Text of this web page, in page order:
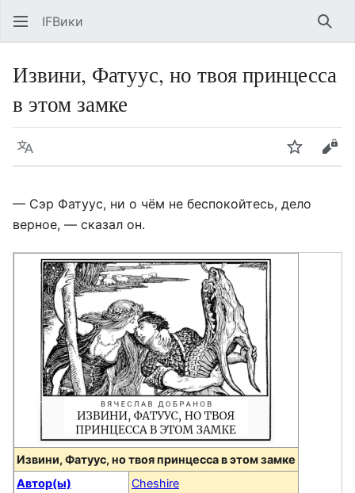
IFВики
Извини, Фатуус, но твоя принцесса
в этом замке
Язык Следить
— Сэр Фатуус, ни о чём не беспокойтесь, дело
верное, — сказал он.
Извини, Фатуус, но твоя принцесса в этом замке
Автор(ы)
Cheshire